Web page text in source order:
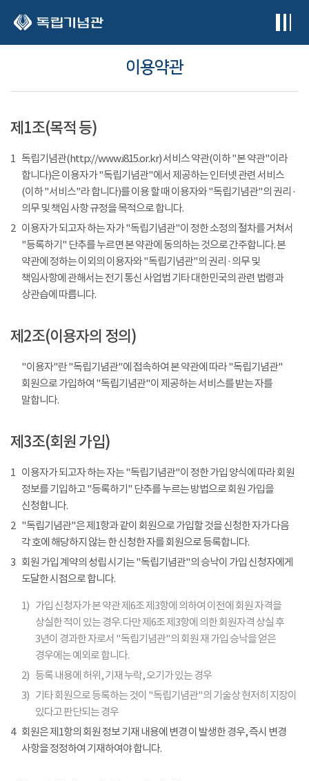
이용약관
제1조(목적 등)
1 독립기념관(http://www.i815.or.kr) 서비스 약관(이하 "본 약관"이라
합니다)은 이용자가 "독립기념관"에서 제공하는 인터넷 관련 서비스
(이하 "서비스"라 합니다)를 이용 할 때 이용자와 "독립기념관"의 권리 ·
의무 및 책임 사항 규정을 목적으로 합니다.
2 이용자가 되고자 하는 자가 "독립기념관"이 정한 소정의 절차를 거쳐서
"등록하기" 단추를 누르면 본 약관에 동의하는 것으로 간주합니다. 본
약관에 정하는 이외의 이용자와 "독립기념관"의 권리 · 의무 및
책임사항에 관해서는 전기 통신 사업법 기타 대한민국의 관련 법령과
상관습에 따릅니다.
제2조(이용자의 정의)
"이용자"란 "독립기념관"에 접속하여 본 약관에 따라 "독립기념관"
회원으로 가입하여 "독립기념관"이 제공하는 서비스를 받는 자를
말합니다.
제3조(회원 가입)
1 이용자가 되고자 하는 자는 "독립기념관"이 정한 가입 양식에 따라 회원
정보를 기입하고 "등록하기" 단추를 누르는 방법으로 회원 가입을
신청합니다.
2 "독립기념관"은 제1항과 같이 회원으로 가입할 것을 신청한 자가 다음
각 호에 해당하지 않는 한 신청한 자를 회원으로 등록합니다.
3 회원 가입 계약의 성립 시기는 "독립기념관"의 승낙이 가입 신청자에게
도달한 시점으로 합니다.
1) 가입 신청자가 본 약관 제6조 제3항에 의하여 이전에 회원 자격을
상실한 적이 있는 경우. 다만 제6조 제3항에 의한 회원자격 상실 후
3년이 경과한 자로서 "독립기념관"의 회원 재 가입 승낙을 얻은
경우에는 예외로 합니다.
2) 등록 내용에 허위, 기재 누락, 오기가 있는 경우
3) 기타 회원으로 등록하는 것이 "독립기념관"의 기술상 현저히 지장이
있다고 판단되는 경우
4
회원은 제1항의 회원 정보 기재 내용에 변경 이 발생한 경우, 즉시 변경
사항을 정정하여 기재하여야 합니다.